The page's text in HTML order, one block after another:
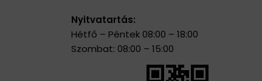
Nyitvatartás:
Hétfő – Péntek 08:00 – 18:00
Szombat: 08:00 – 15:00